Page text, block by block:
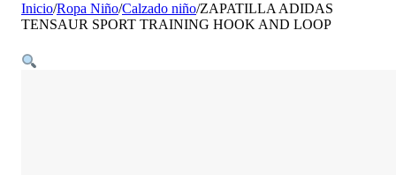
Inicio/Ropa Niño/Calzado niño/ZAPATILLA ADIDAS
TENSAUR SPORT TRAINING HOOK AND LOOP